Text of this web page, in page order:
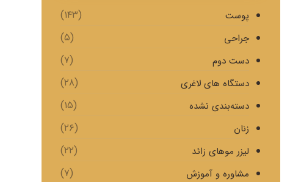
پوست (۱۴۳)
جراحی (۵)
دست دوم (۷)
دستگاه های لاغری (۲۸)
دسته‌بندی نشده (۱۵)
زنان (۲۶)
لیزر موهای زائد (۲۲)
مشاوره و آموزش (۷)